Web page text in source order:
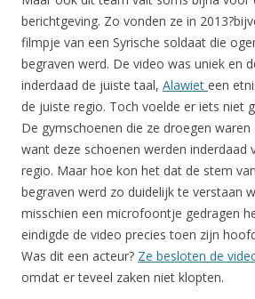
berichtgeving. Zo vonden ze in
filmpje van een Syrische soldaat die
begraven werd. De video was uniek en
inderdaad de juiste taal, Alawiet een
de juiste regio. Toch voelde er iets niet
De gymschoenen die ze droegen
want deze schoenen werden inderdaad
regio. Maar hoe kon het dat de stem
begraven werd zo duidelijk te verstaan
misschien een microfoontje gedragen
eindigde de video precies toen zijn
Was dit een acteur? Ze besloten de
omdat er teveel zaken niet klopten.